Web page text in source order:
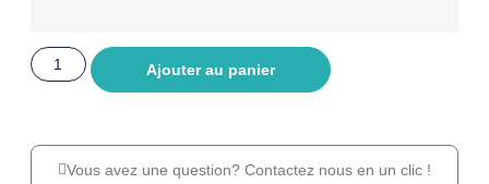
Ajouter au panier
Vous avez une question? Contactez nous en un clic !